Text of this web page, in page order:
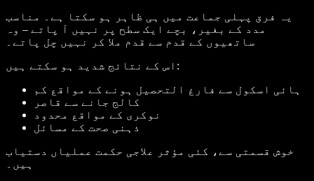
یہ فرق پہلی جماعت میں ہی ظاہر ہو سکتا ہے۔ مناسب
مدد کے بغیر، بچے ایک سطح پر نہیں آ پاتے – وہ
ساتھیوں کے قدم سے قدم ملا کر نہیں چل پاتے۔
اس کے نتائج شدید ہو سکتے ہیں:
ہائی اسکول سے فارغ التحصیل ہونے کے مواقع کم
کالج جانے سے قاصر
نوکری کے مواقع محدود
ذہنی صحت کے مسائل
خوش قسمتی سے، کئی مؤثر علاجی حکمت عملیاں دستیاب
ہیں۔